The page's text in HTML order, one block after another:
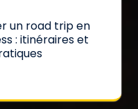
un road trip en
: itinéraires et